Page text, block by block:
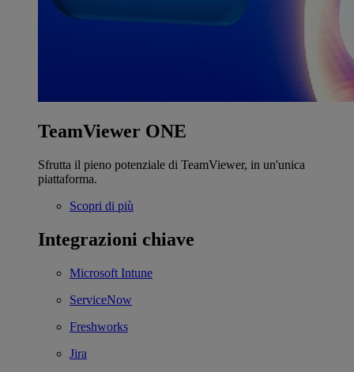
TeamViewer ONE
Sfrutta il pieno potenziale di TeamViewer, in un'unica
piattaforma.
Scopri di più
Integrazioni chiave
Microsoft Intune
ServiceNow
Freshworks
Jira